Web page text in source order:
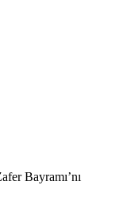
Bayramı’nı